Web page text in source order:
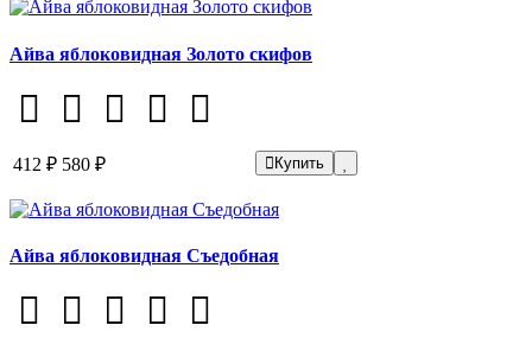
Айва яблоковидная Золото скифов
412 ₽ 580 ₽ Купить
Айва яблоковидная Съедобная